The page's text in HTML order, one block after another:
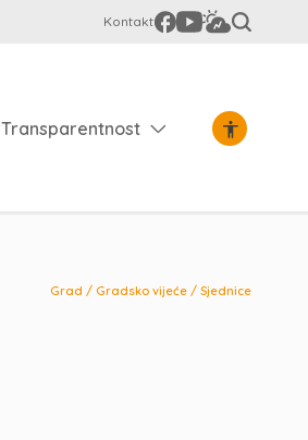
Kontakt
Transparentnost
Grad / Gradsko vijeće / Sjednice